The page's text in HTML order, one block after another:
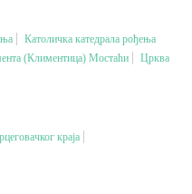
Католичка катедрала рођења
(Климентица) Мостаћи
Црква
краја